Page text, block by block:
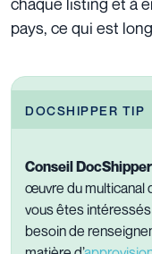
pays, ce qui est
DOCSHIPPER TIP
Conseil DocShipper
œuvre du multicanal
vous êtes
besoin de